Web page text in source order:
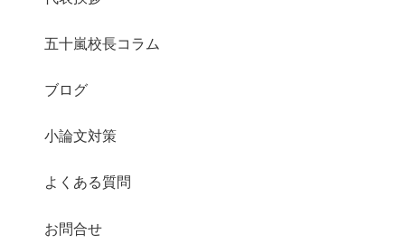
五十嵐校長コラム
ブログ
小論文対策
よくある質問
お問合せ